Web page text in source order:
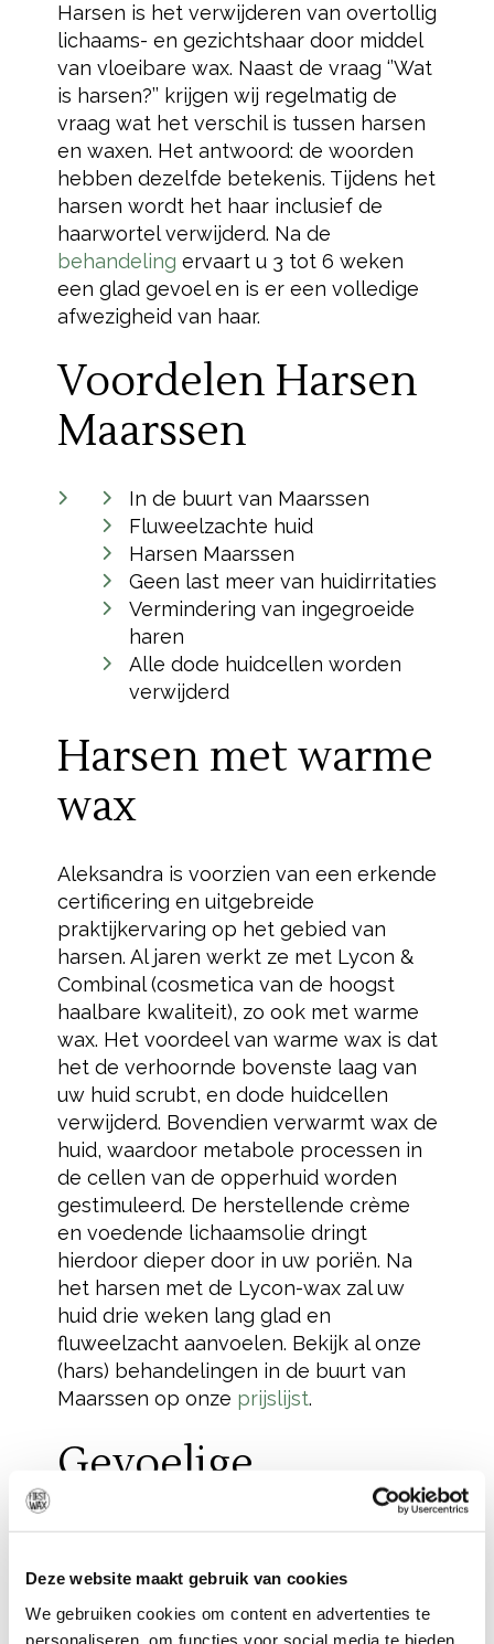
Deze website maakt gebruik van cookies
We gebruiken cookies om content en advertenties te
personaliseren, om functies voor social media te bieden
Harsen is het verwijderen van overtollig
lichaams- en gezichtshaar door middel
van vloeibare wax. Naast de vraag ‘’Wat
is harsen?’’ krijgen wij regelmatig de
vraag wat het verschil is tussen harsen
en waxen. Het antwoord: de woorden
hebben dezelfde betekenis. Tijdens het
harsen wordt het haar inclusief de
haarwortel verwijderd. Na de
behandeling ervaart u 3 tot 6 weken
een glad gevoel en is er een volledige
afwezigheid van haar.
Voordelen Harsen
Maarssen
In de buurt van Maarssen
Fluweelzachte huid
Harsen Maarssen
Geen last meer van huidirritaties
Vermindering van ingegroeide
haren
Alle dode huidcellen worden
verwijderd
Harsen met warme
wax
Aleksandra is voorzien van een erkende
certificering en uitgebreide
praktijkervaring op het gebied van
harsen. Al jaren werkt ze met Lycon &
Combinal (cosmetica van de hoogst
haalbare kwaliteit), zo ook met warme
wax. Het voordeel van warme wax is dat
het de verhoornde bovenste laag van
uw huid scrubt, en dode huidcellen
verwijderd. Bovendien verwarmt wax de
huid, waardoor metabole processen in
de cellen van de opperhuid worden
gestimuleerd. De herstellende crème
en voedende lichaamsolie dringt
hierdoor dieper door in uw poriën. Na
het harsen met de Lycon-wax zal uw
huid drie weken lang glad en
fluweelzacht aanvoelen. Bekijk al onze
(hars) behandelingen in de buurt van
Maarssen op onze prijslijst.
Gevoelige
gebieden van uw
lichaam harsen
(hotwax)